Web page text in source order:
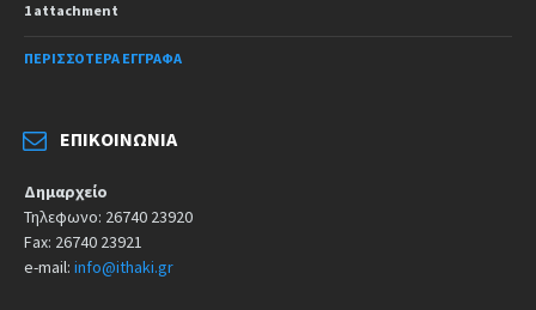
1 attachment
ΠΕΡΙΣΣΌΤΕΡΑ ΈΓΓΡΑΦΑ
ΕΠΙΚΟΙΝΩΝΊΑ
Δημαρχείο
Τηλεφωνο: 26740 23920
Fax: 26740 23921
e-mail: info@ithaki.gr